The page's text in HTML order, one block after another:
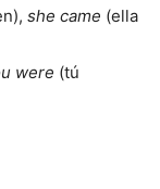
she came (ella
were (tú